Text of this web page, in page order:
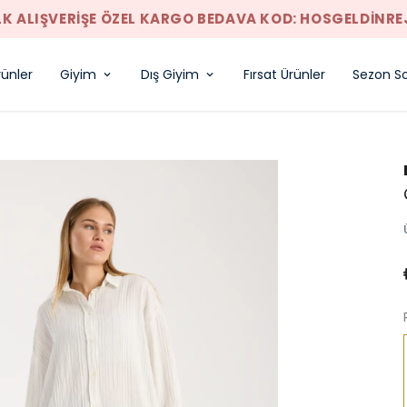
ALIŞVERIŞE ÖZEL KARGO BEDAVA KOD:
Giyim Dış Giyim Fırsat Ürünler Sezon